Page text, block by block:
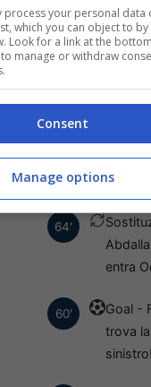
67'
entra
Goal -
destro.
64'
entra
60'
Goal -
trova
sinistro!
process your personal data
which you can object to
Look for a link at the
manage or withdraw
Consent
Manage options